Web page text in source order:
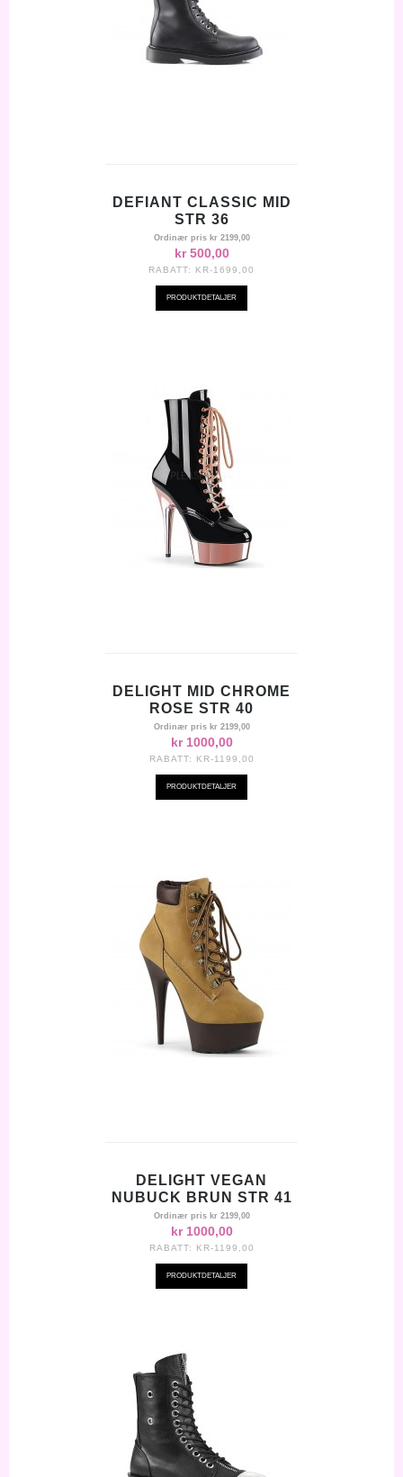
DEFIANT CLASSIC MID
STR 36
Ordinær pris kr 2199,00
kr 500,00
RABATT: KR-1699,00
PRODUKTDETALJER
DELIGHT MID CHROME
ROSE STR 40
Ordinær pris kr 2199,00
kr 1000,00
RABATT: KR-1199,00
PRODUKTDETALJER
DELIGHT VEGAN
NUBUCK BRUN STR 41
Ordinær pris kr 2199,00
kr 1000,00
RABATT: KR-1199,00
PRODUKTDETALJER